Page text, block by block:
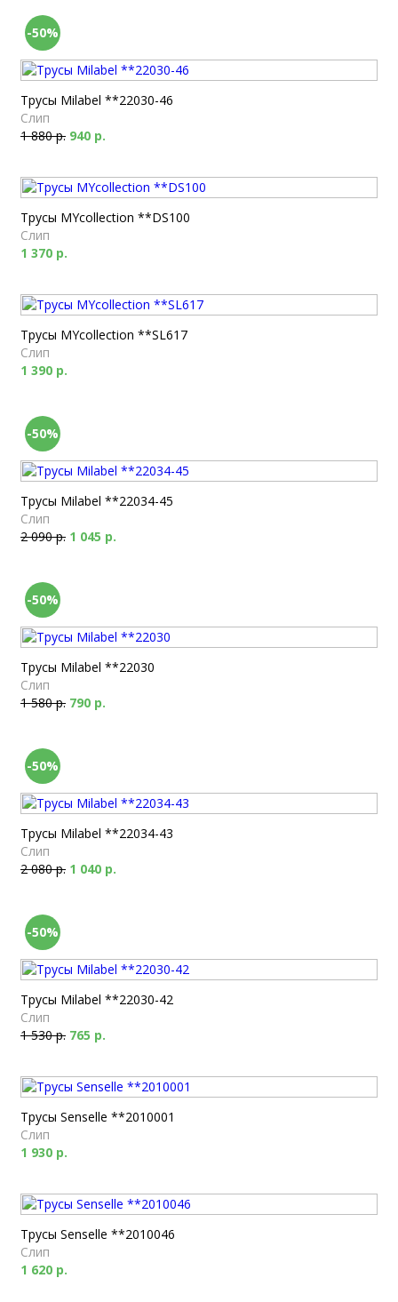
-50%
Трусы Milabel **22030-46
Слип
1 880 р. 940 р.
Трусы MYcollection **DS100
Слип
1 370 р.
Трусы MYcollection **SL617
Слип
1 390 р.
-50%
Трусы Milabel **22034-45
Слип
2 090 р. 1 045 р.
-50%
Трусы Milabel **22030
Слип
1 580 р. 790 р.
-50%
Трусы Milabel **22034-43
Слип
2 080 р. 1 040 р.
-50%
Трусы Milabel **22030-42
Слип
1 530 р. 765 р.
Трусы Senselle **2010001
Слип
1 930 р.
Трусы Senselle **2010046
Слип
1 620 р.